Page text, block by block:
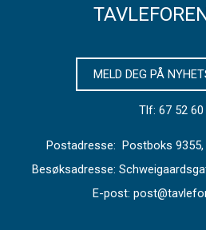
MELD DEG PÅ
Tlf: 67 52 60
Postadresse: Postboks 9355,
Besøksadresse:
E-post: